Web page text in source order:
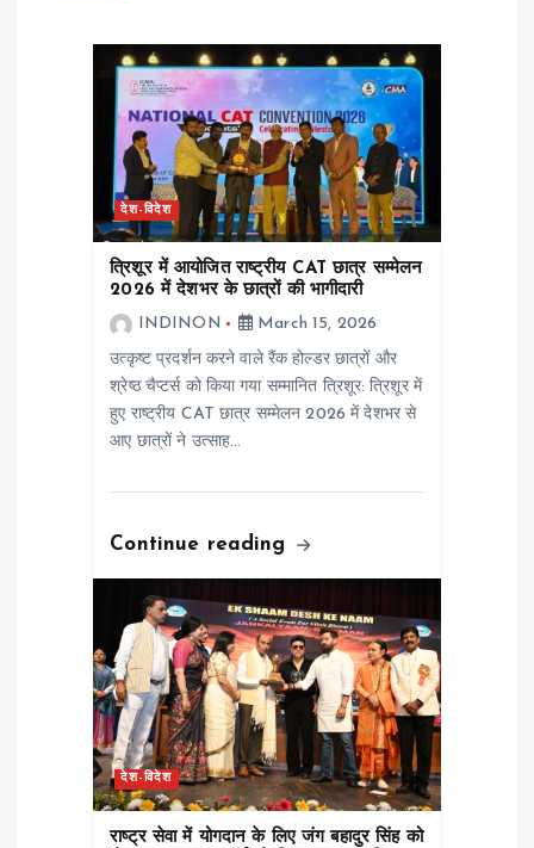
देश-विदेश
त्रिशूर में आयोजित राष्ट्रीय CAT छात्र सम्मेलन
2026 में देशभर के छात्रों की भागीदारी
INDINON
March 15, 2026
उत्कृष्ट प्रदर्शन करने वाले रैंक होल्डर छात्रों और
श्रेष्ठ चैप्टर्स को किया गया सम्मानित त्रिशूर: त्रिशूर में
हुए राष्ट्रीय CAT छात्र सम्मेलन 2026 में देशभर से
आए छात्रों ने उत्साह…
Continue reading
देश-विदेश
राष्ट्र सेवा में योगदान के लिए जंग बहादुर सिंह को